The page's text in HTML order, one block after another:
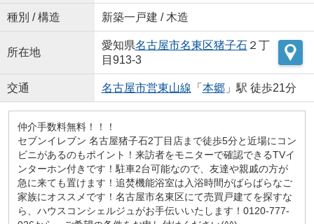
種別 / 構造 新築一戸建 / 木造
所在地
愛知県名古屋市名東区猪子石２丁
目913-3
交通 名古屋市営東山線 「 本郷」駅 徒歩21分
仲介手数料無料！！！
セブンイレブン 名古屋猪子石2丁目店まで徒歩5分と近場にコン
ビニがあるのもポイント！来訪者をモニターで確認できるTVイ
ンターホン付きです！駐車2台可能なので、友達や親戚の方が
急に来ても置けます！追焚機能浴室は入浴時間がばらばらなご
家族にオススメです！名古屋市名東区にて売買戸建てを探すな
ら、ハウスコンシェルジュがお手伝いいたします！0120-777-